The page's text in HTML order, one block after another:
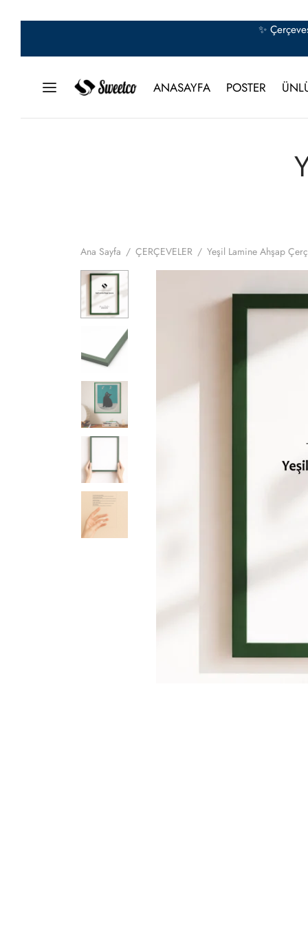
✨
ANASAYFA POSTER
Ana Sayfa / ÇERÇEVELER / Yeşil Lamine Ahşap